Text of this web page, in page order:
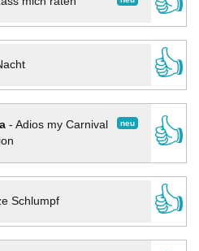
👍
neu
- Adios my Carnival
👍
Schlumpf
👍